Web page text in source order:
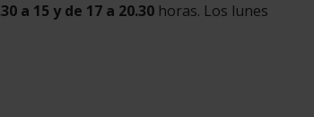
a 15 y de 17 a 20.30 horas. Los lunes